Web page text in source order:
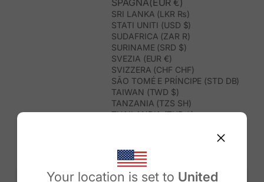
Your location is set to United
SPAGNA(EUR €)
SRI LANKA (LKR ₨)
STATI UNITI (USD $)
SUDAFRICA (ZAR R)
SURINAME (SRD $)
SVEZIA (EUR €)
SVIZZERA (CHF CHF)
SÃO TOMÉ E PRÍNCIPE (STD DB)
TAIWAN (TWD $)
TANZANIA (TZS SH)
THAILANDIA (THB ฿)
TONGA (TOP T$)
TRINIDAD E TOBAGO (TTD $)
TUNISIA (USD $)